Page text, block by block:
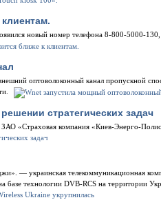
новый номер телефона 8-800-5000-
оптоволоконный канал пропускной
стратегических задач
«Страховая компания «Киев-Энерго-
— украинская телекоммуникационная
базе технологии DVB-RCS на территории